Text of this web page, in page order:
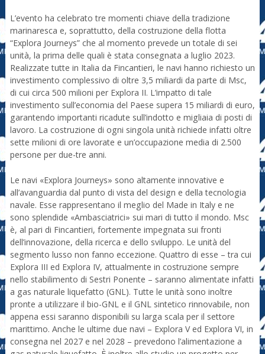
L’evento ha celebrato tre momenti chiave della tradizione
marinaresca e, soprattutto, della costruzione della flotta
“Explora Journeys” che al momento prevede un totale di sei
unità, la prima delle quali è stata consegnata a luglio 2023.
Realizzate tutte in Italia da Fincantieri, le navi hanno richiesto un
investimento complessivo di oltre 3,5 miliardi da parte di Msc,
di cui circa 500 milioni per Explora II. L’impatto di tale
investimento sull’economia del Paese supera 15 miliardi di euro,
garantendo importanti ricadute sull’indotto e migliaia di posti di
lavoro. La costruzione di ogni singola unità richiede infatti oltre
sette milioni di ore lavorate e un’occupazione media di 2.500
persone per due-tre anni.
Le navi «Explora Journeys» sono altamente innovative e
all’avanguardia dal punto di vista del design e della tecnologia
navale. Esse rappresentano il meglio del Made in Italy e ne
sono splendide «Ambasciatrici» sui mari di tutto il mondo. Msc
è, al pari di Fincantieri, fortemente impegnata sui fronti
dell’innovazione, della ricerca e dello sviluppo. Le unità del
segmento lusso non fanno eccezione. Quattro di esse – tra cui
Explora III ed Explora IV, attualmente in costruzione sempre
nello stabilimento di Sestri Ponente – saranno alimentate infatti
a gas naturale liquefatto (GNL). Tutte le unità sono inoltre
pronte a utilizzare il bio-GNL e il GNL sintetico rinnovabile, non
appena essi saranno disponibili su larga scala per il settore
marittimo. Anche le ultime due navi – Explora V ed Explora VI, in
consegna nel 2027 e nel 2028 – prevedono l’alimentazione a